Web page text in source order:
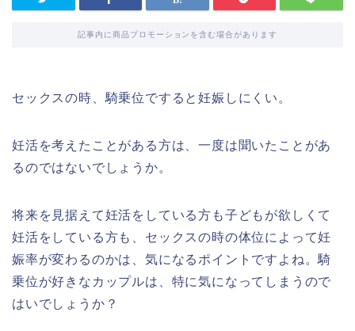
記事内に商品プロモーションを含む場合があります
セックスの時、騎乗位ですると妊娠しにくい。
妊活を考えたことがある方は、一度は聞いたことがあ
るのではないでしょうか。
将来を見据えて妊活をしている方も子どもが欲しくて
妊活をしている方も、セックスの時の体位によって妊
娠率が変わるのかは、気になるポイントですよね。騎
乗位が好きなカップルは、特に気になってしまうので
はいでしょうか？